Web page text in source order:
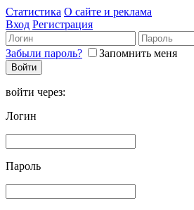
Статистика О сайте и реклама
Вход Регистрация
Забыли пароль? Запомнить меня
войти через:
Логин
Пароль